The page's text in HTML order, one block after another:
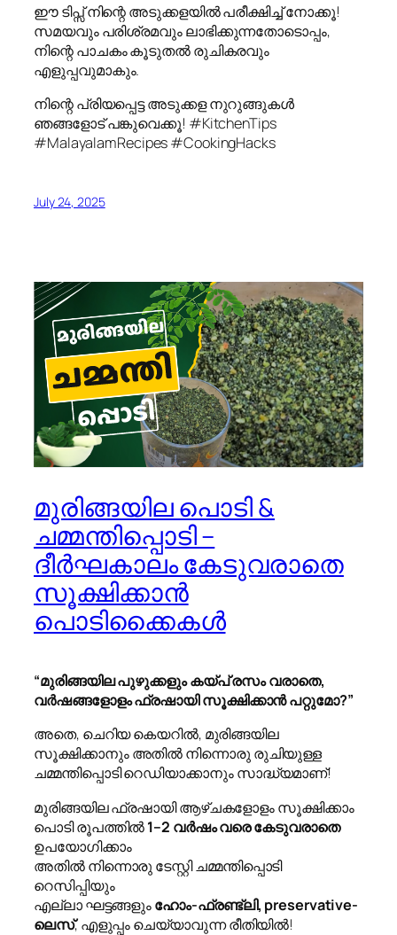
ഈ ടിപ്സ് നിന്റെ അടുക്കളയിൽ പരീക്ഷിച്ച് നോക്കൂ!
സമയവും പരിശ്രമവും ലാഭിക്കുന്നതോടൊപ്പം,
നിന്റെ പാചകം കൂടുതൽ രുചികരവും
എളുപ്പവുമാകും.
നിന്റെ പ്രിയപ്പെട്ട അടുക്കള നുറുങ്ങുകൾ
ഞങ്ങളോട് പങ്കുവെക്കൂ! #KitchenTips
#MalayalamRecipes #CookingHacks
July 24, 2025
മുരിങ്ങയില പൊടി &
ചമ്മന്തിപ്പൊടി –
ദീർഘകാലം കേടുവരാതെ
സൂക്ഷിക്കാൻ
പൊടിക്കൈകൾ
“മുരിങ്ങയില പുഴുക്കളും കയ്പ് രസം വരാതെ,
വർഷങ്ങളോളം ഫ്രഷായി സൂക്ഷിക്കാൻ പറ്റുമോ?”
അതെ, ചെറിയ കെയറിൽ, മുരിങ്ങയില
സൂക്ഷിക്കാനും അതിൽ നിന്നൊരു രുചിയുള്ള
ചമ്മന്തിപ്പൊടി റെഡിയാക്കാനും സാദ്ധ്യമാണ്!
മുരിങ്ങയില ഫ്രഷായി ആഴ്ചകളോളം സൂക്ഷിക്കാം
പൊടി രൂപത്തിൽ1–2 വർഷം വരെ കേടുവരാതെ
ഉപയോഗിക്കാം
അതിൽ നിന്നൊരു ടേസ്റ്റി ചമ്മന്തിപ്പൊടി
റെസിപ്പിയും
എല്ലാ ഘട്ടങ്ങളുംഹോം-ഫ്രണ്ട്ലി, preservative-
ലെസ്, എളുപ്പം ചെയ്യാവുന്ന രീതിയിൽ!